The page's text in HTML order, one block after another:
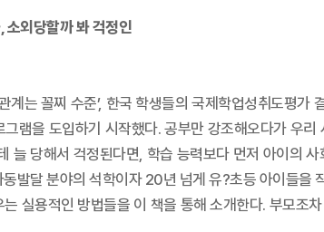
소외당할까 봐 걱정인
계는 꼴찌 수준’, 한국 학생들의 국제학업성취도평
램을 도입하기 시작했다. 공부만 강조해오다가 우
늘 당해서 걱정된다면, 학습 능력보다 먼저 아이의
발달 분야의 석학이자 20년 넘게 유?초등 아이들을
는 실용적인 방법들을 이 책을 통해 소개한다. 부모